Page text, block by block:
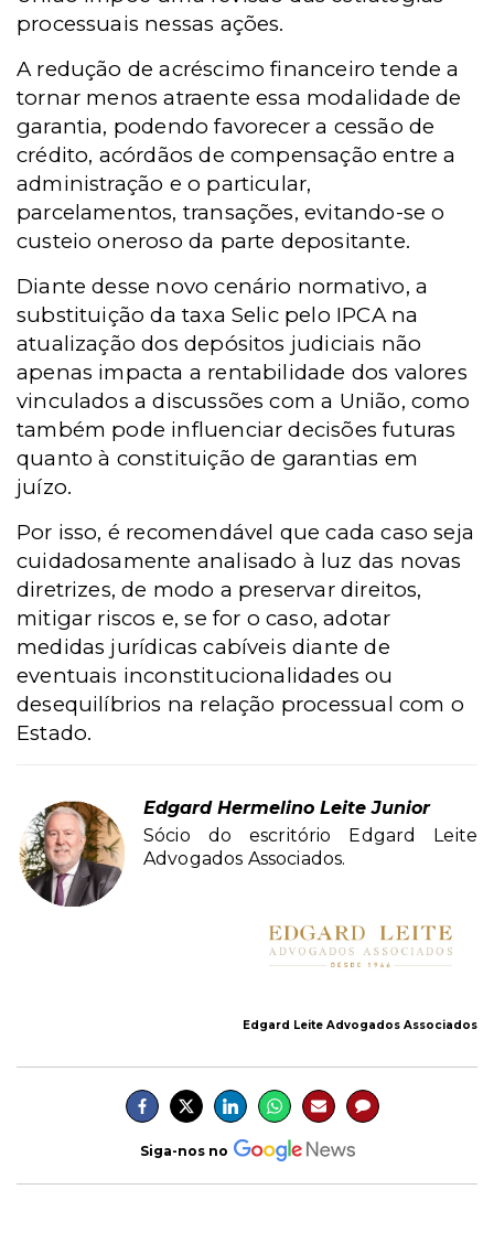
processuais nessas ações.
A redução de acréscimo financeiro tende a
tornar menos atraente essa modalidade de
garantia, podendo favorecer a cessão de
crédito, acórdãos de compensação entre a
administração e o particular,
parcelamentos, transações, evitando-se o
custeio oneroso da parte depositante.
Diante desse novo cenário normativo, a
substituição da taxa Selic pelo IPCA na
atualização dos depósitos judiciais não
apenas impacta a rentabilidade dos valores
vinculados a discussões com a União, como
também pode influenciar decisões futuras
quanto à constituição de garantias em
juízo.
Por isso, é recomendável que cada caso seja
cuidadosamente analisado à luz das novas
diretrizes, de modo a preservar direitos,
mitigar riscos e, se for o caso, adotar
medidas jurídicas cabíveis diante de
eventuais inconstitucionalidades ou
desequilíbrios na relação processual com o
Estado.
Edgard Hermelino Leite Junior
Sócio do escritório Edgard Leite
Advogados Associados.
Edgard Leite Advogados Associados
Siga-nos no